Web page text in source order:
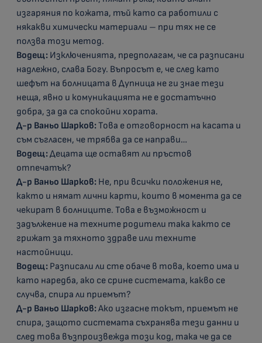
изгаряния по кожата, тъй като са работили с
някакви химически материали – при тях не се
ползва този метод.
Водещ: Изключенията, предполагам, че са разписани
надлежно, слава Богу. Въпросът е, че след като
шефът на болницата в Дупница не ги знае тези
неща, явно и комуникацията не е достатъчно
добра, за да са спокойни хората.
Д-р Ваньо Шарков:Това е отговорност на касата и
съм съгласен, че трябва да се направи…
Водещ:Децата ще оставят ли пръстов
отпечатък?
Д-р Ваньо Шарков: Не, при всички положения не,
както и нямат лични карти, които в момента да се
чекират в болниците. Това е възможност и
задължение на техните родители така както се
грижат за тяхното здраве или техните
настойници.
Водещ: Разписали ли сте обаче в това, което има и
като наредба, ако се срине системата, какво се
случва, спира ли приемът?
Д-р Ваньо Шарков:Ако изгасне токът, приемът не
спира, защото системата съхранява тези данни и
след това възпроизвежда този код, така че да се